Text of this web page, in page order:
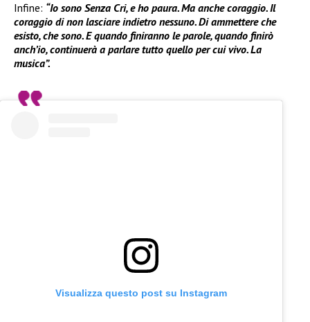
Infine: “Io sono Senza Cri, e ho paura. Ma anche coraggio. Il
coraggio di non lasciare indietro nessuno. Di ammettere che
esisto, che sono. E quando finiranno le parole, quando finirò
anch’io, continuerà a parlare tutto quello per cui vivo. La
musica”.
Visualizza questo post su Instagram